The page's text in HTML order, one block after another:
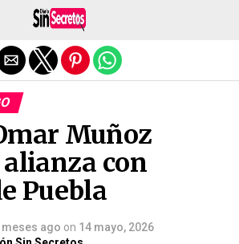
Muñoz
con
Puebla
meses ago on 14 mayo, 2026
de la versión móvil